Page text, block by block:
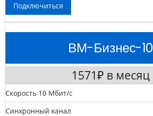
Подключиться
ВМ-Бизнес-10
1571₽ в месяц
Скорость 10 Мбит/с
Синхронный канал